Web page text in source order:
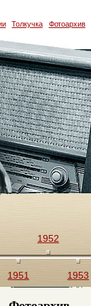
Толкучка Фотоархив
1951
1952
1953